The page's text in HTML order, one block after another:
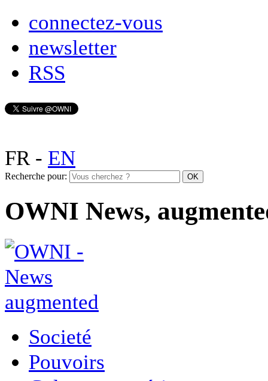
connectez-vous
newsletter
RSS
FR- EN
Recherche pour:
OWNI News,
Societé
Pouvoirs